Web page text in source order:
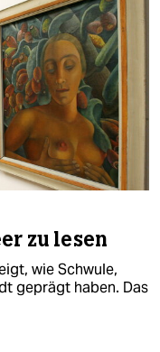
zu lesen
wie Schwule,
geprägt haben. Das